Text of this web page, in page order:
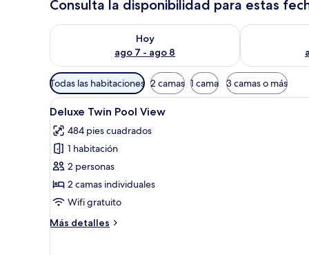
Consulta la disponibilidad para estas
Hoy
ago 7 - ago 8
Consulta la disponibilidad para hoy ago 7 - ago 8
Consulta la
Filtros
disponibles
para
las
habitaciones
Todas las habitaciones 2 camas 1 cama 3 camas o más
Abrir
todas
las
fotos
de
Deluxe
Twin
View
Habitación de hotel con dos
7
Deluxe Twin Pool View
484 pies cuadrados
1 habitación
2 personas
2 camas individuales
Wifi gratuito
Más detalles
Más